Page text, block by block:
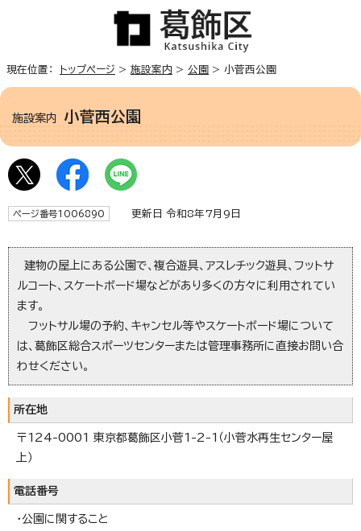
現在位置： トップページ > 施設案内 > 公園 > 小菅西公園
施設案内 小菅西公園
ページ番号1006890 更新日 令和8年7月9日
建物の屋上にある公園で、複合遊具、アスレチック遊具、フットサ
ルコート、スケートボード場などがあり多くの方々に利用されてい
ます。
フットサル場の予約、キャンセル等やスケートボード場について
は、葛飾区総合スポーツセンターまたは管理事務所に直接お問い合
わせください。
所在地
〒124-0001 東京都葛飾区小菅1-2-1（小菅水再生センター屋
上）
電話番号
・公園に関すること